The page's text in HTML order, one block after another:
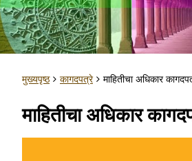
मुख्यपृष्ठ कागदपत्रे माहितीचा अधिकार
माहितीचा अधिकार